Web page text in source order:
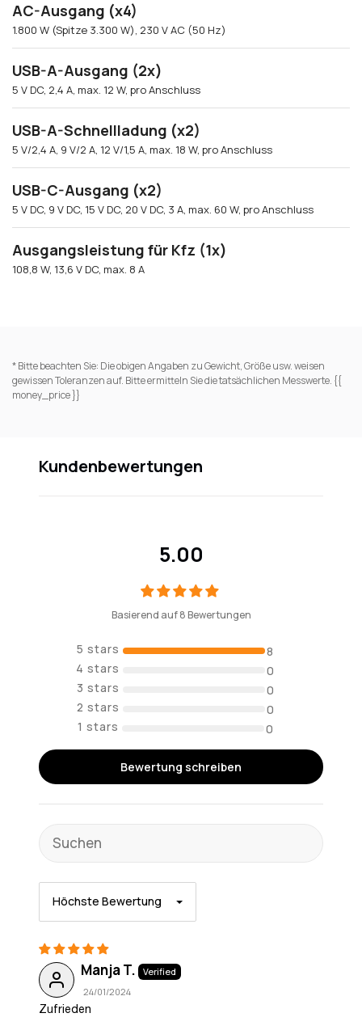
AC-Ausgang (x4)
1.800 W (Spitze 3.300 W), 230 V AC (50 Hz)
USB-A-Ausgang (2x)
5 V DC, 2,4 A, max. 12 W, pro Anschluss
USB-A-Schnellladung (x2)
5 V/2,4 A, 9 V/2 A, 12 V/1,5 A, max. 18 W, pro Anschluss
USB-C-Ausgang (x2)
5 V DC, 9 V DC, 15 V DC, 20 V DC, 3 A, max. 60 W, pro Anschluss
Ausgangsleistung für Kfz (1x)
108,8 W, 13,6 V DC, max. 8 A
* Bitte beachten Sie: Die obigen Angaben zu Gewicht, Größe usw. weisen
gewissen Toleranzen auf. Bitte ermitteln Sie die tatsächlichen Messwerte. {{
money_price }}
Kundenbewertungen
5.00
Basierend auf 8 Bewertungen
8
0
0
0
0
Bewertung schreiben
Sort by
Manja T.
24/01/2024
Zufrieden